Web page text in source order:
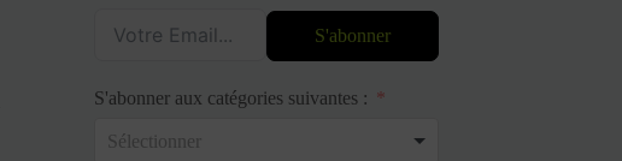
S'abonner
S'abonner aux catégories suivantes :